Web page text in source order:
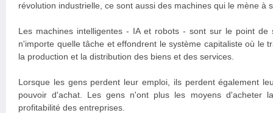
révolution industrielle, ce sont aussi des machines qui le mène à
Les machines intelligentes - IA et robots - sont sur le point de
n'importe quelle tâche et effondrent le système capitaliste où le
la production et la distribution des biens et des services.
Lorsque les gens perdent leur emploi, ils perdent également
pouvoir d'achat. Les gens n'ont plus les moyens d'acheter
profitabilité des entreprises.